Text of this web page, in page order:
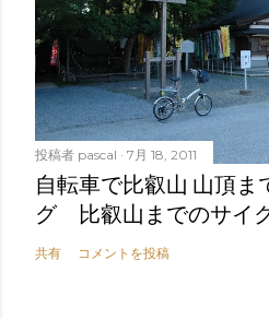
投稿者 pascal 7月 18, 2011
自転車で比叡山 山頂ま
グ 比叡山までのサイ
共有 コメントを投稿